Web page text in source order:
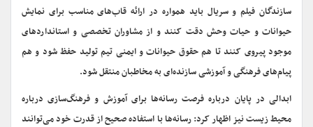
سازندگان فیلم و سریال باید همواره در ارائه قاب‌های مناسب برای نمایش
حیوانات و حیات وحش دقت کنند و از مشاوران تخصصی و استانداردهای
موجود پیروی کنند تا هم حقوق حیوانات و ایمنی تیم تولید حفظ شود و هم
پیام‌های فرهنگی و آموزشی سازنده‌ای به مخاطبان منتقل شود.
ابدالی در پایان درباره فرصت رسانه‌ها برای آموزش و فرهنگ‌سازی درباره
محیط زیست نیز اظهار کرد: رسانه‌ها با استفاده صحیح از قدرت خود می‌توانند